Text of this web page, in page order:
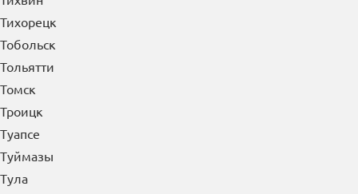
Тихорецк
Тобольск
Тольятти
Томск
Троицк
Туапсе
Туймазы
Тула